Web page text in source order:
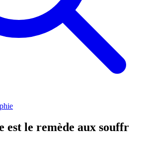
est le remède aux souffr